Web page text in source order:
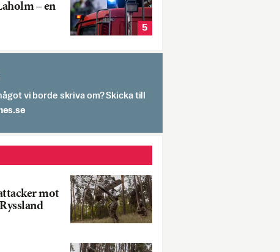
– en
5
vi borde skriva om? Skicka till
mot